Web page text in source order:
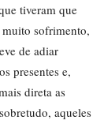
tiveram que
sofrimento,
de adiar
presentes e,
direta as
aqueles